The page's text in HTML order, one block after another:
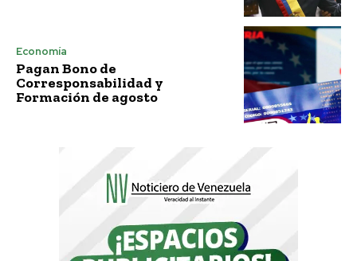
Economía
Pagan Bono de
Corresponsabilidad y
Formación de agosto